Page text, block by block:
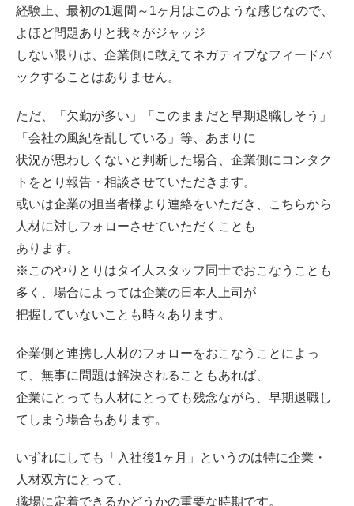
経験上、最初の1週間～1ヶ月はこのような感じなので、
よほど問題ありと我々がジャッジ
しない限りは、企業側に敢えてネガティブなフィードバ
ックすることはありません。
ただ、「欠勤が多い」「このままだと早期退職しそう」
「会社の風紀を乱している」等、あまりに
状況が思わしくないと判断した場合、企業側にコンタク
トをとり報告・相談させていただきます。
或いは企業の担当者様より連絡をいただき、こちらから
人材に対しフォローさせていただくことも
あります。
※このやりとりはタイ人スタッフ同士でおこなうことも
多く、場合によっては企業の日本人上司が
把握していないことも時々あります。
企業側と連携し人材のフォローをおこなうことによっ
て、無事に問題は解決されることもあれば、
企業にとっても人材にとっても残念ながら、早期退職し
てしまう場合もあります。
いずれにしても「入社後1ヶ月」というのは特に企業・
人材双方にとって、
職場に定着できるかどうかの重要な時期です。